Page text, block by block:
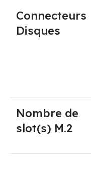
Connecteurs
Disques
Nombre de
slot(s) M.2